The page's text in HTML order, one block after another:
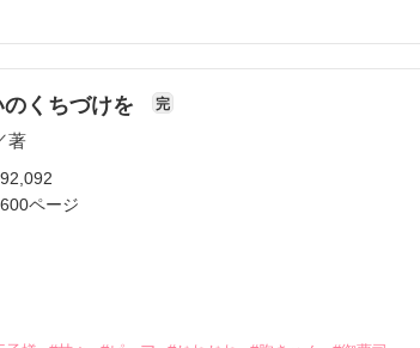
レベーターの中で
って……。
歳
ュン』OL
くちづけを 完
著
600ページ